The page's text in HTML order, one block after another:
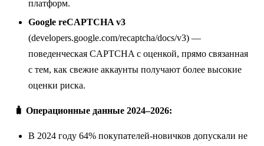
платформ.
Google reCAPTCHA v3
(developers.google.com/recaptcha/docs/v3) —
поведенческая CAPTCHA с оценкой, прямо связанная
с тем, как свежие аккаунты получают более высокие
оценки риска.
🧳 Операционные данные 2024–2026:
В 2024 году 64% покупателей-новичков допускали не